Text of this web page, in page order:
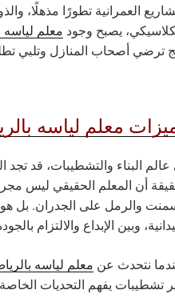
العمرانية تطورًا مذهلًا،
يصبح وجود معلم لياسه
ترضي أصحاب المنازل وتلبي
معلم لياسه
البناء والتشطيبات، قد
أن المعلم الحقيقي ليس
والرمل على الجدران. بل
وبين الإبداع والالتزام
نتحدث عن معلم لياسه
تشطيبات يفهم التحديات الخاصة